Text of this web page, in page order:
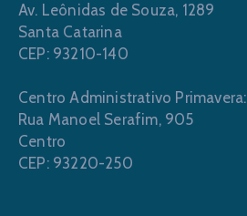
Av. Leônidas de Souza, 1289
Santa Catarina
CEP: 93210-140
Centro Administrativo Primavera:
Rua Manoel Serafim, 905
Centro
CEP: 93220-250